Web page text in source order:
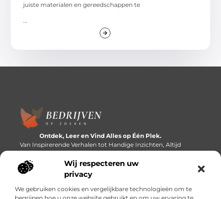
Wij respecteren uw
privacy
We gebruiken cookies en vergelijkbare technologieën om te
juiste materialen en gereedschappen te
Ontdek, Leer en Vind Alles op Één Plek.
Van Inspirerende Verhalen tot Handige Inzichten, Altijd
Binnen Handbereik.
Bericht categorie